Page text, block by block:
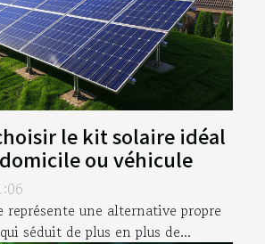
le kit solaire idéal
ou véhicule
représente une alternative propre
séduit de plus en plus de...